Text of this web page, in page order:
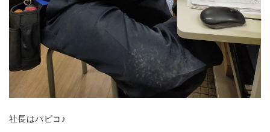
社長はパピコ♪